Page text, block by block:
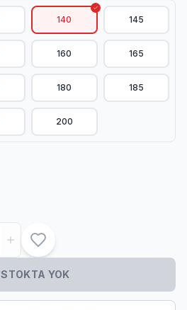
140 145
160 165
180 185
200
STOKTA YOK